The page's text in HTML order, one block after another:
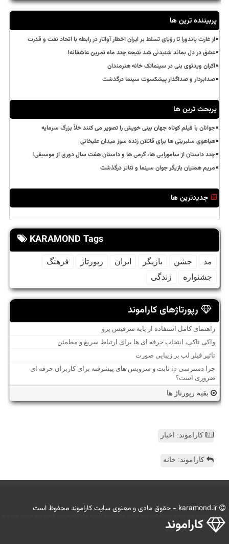
پربیننده ترین ها
از غارت پاندورا تا رؤیای تسلط بر ایران اخطار آواتار در رابطه با اتحاد نفت و قدرت
عشق در دل بماند شنیدنی شد نتیجه چند ماه تمرین عاشقانه!
اکران ویدئوی بنی در سینماتک خانه هنرمندان
صدابردار و صداگذار پیشکسوت سینما درگذشت
پربحث ترین ها
جوانان با فیلم کوتاه جهان بینی خویش را تصویر می کنند خلأ بزرگ سرمایه
هیاهوی سلبریتی ها برای قاتلان زنده سوز میدان علیخانی
چند داستان از سامورایی ها، گرمی ها و داستان هفت سال دوری از موسیقی!
مریم همتیان بازیگر جوان سینما و تئاتر درگذشت
جدیدترین ها
KARAMOND Tags
مد جشن بازیگر ایران رپورتاژ
فرهنگ
جشنواره
زندگی
رپورتاژهای کاراموند
راهنمای کامل استفاده از پایه سرفیس پرو
واکی تاکی، انتخاب حرفه ای ها برای ارتباط سریع و مطمئن
تاثیر فیلر لب بر زیبایی صورت
چرا دسترسی ip ثابت و سرویس های پیشرفته برای کاربران حرفه ای
ضروری است؟
بقیه رپورتاژ ها
کاراموند: اخبار
کاراموند: خانه
كاراموند